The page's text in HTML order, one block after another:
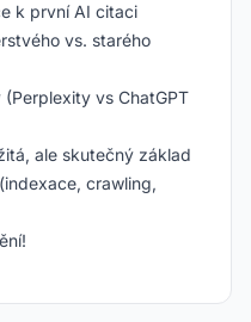
k první AI citaci
vs. starého
vs ChatGPT
ale skutečný základ
crawling,